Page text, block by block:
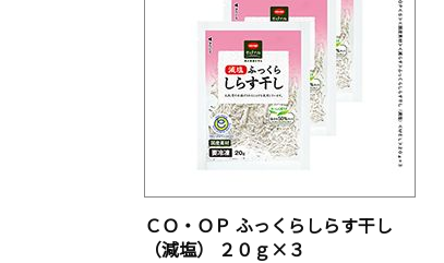
ＣＯ・ＯＰ ふっくらしらす干し
（減塩） ２０ｇ×３